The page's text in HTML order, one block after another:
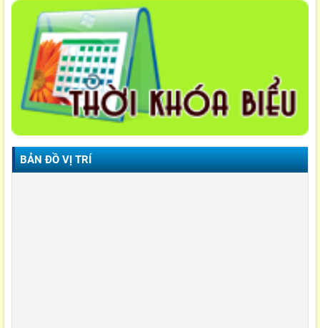
BẢN ĐỒ VỊ TRÍ